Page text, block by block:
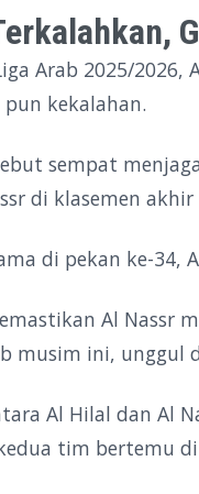
Arab 2025/
kekalahan.
sempat
di klasemen
di pekan ke-34,
Al Nassr
musim ini, unggul
Al Hilal dan Al
tim bertemu